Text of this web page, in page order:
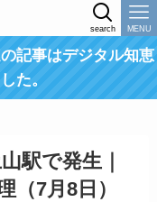
search MENU
記事はデジタル知恵
た。
駅で発生｜
（7月8日）